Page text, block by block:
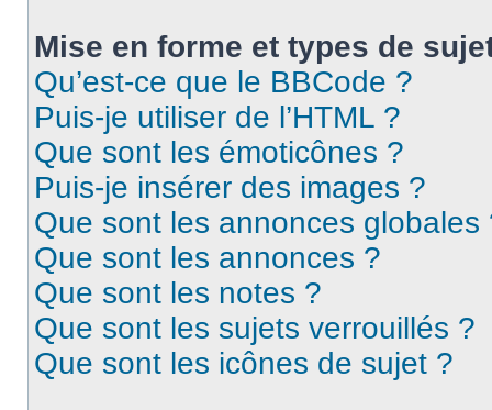
Mise en forme et types de
Qu’est-ce que le BBCode ?
Puis-je utiliser de l’HTML ?
Que sont les émoticônes ?
Puis-je insérer des images ?
Que sont les annonces globales
Que sont les annonces ?
Que sont les notes ?
Que sont les sujets verrouillés ?
Que sont les icônes de sujet ?